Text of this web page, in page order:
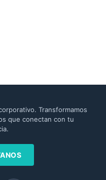
Transformamos
que conectan con tu